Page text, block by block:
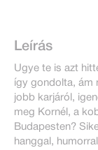
Leírás
Ugye te is azt
így gondolta, ám
jobb karjáról,
meg Kornél, a
Budapesten?
hanggal,